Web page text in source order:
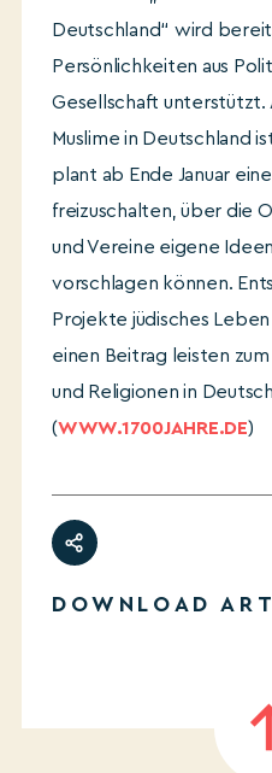
Deutschland“ wird
Persönlichkeiten aus
Gesellschaft
Muslime in Deutschland
plant ab Ende Januar
freizuschalten, über die
und Vereine eigene
vorschlagen können.
Projekte jüdisches
einen Beitrag leisten
und Religionen in
(WWW.1700JAHRE.DE)
DOWNLOAD